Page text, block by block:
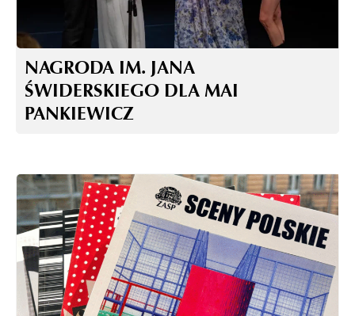
NAGRODA IM. JANA
ŚWIDERSKIEGO DLA MAI
PANKIEWICZ